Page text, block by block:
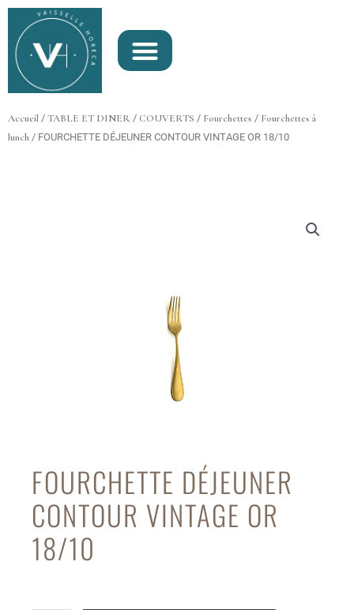
Aller
contenu
Accueil / TABLE ET DINER / COUVERTS / Fourchettes / Fourchettes à
lunch / FOURCHETTE DÉJEUNER CONTOUR VINTAGE OR 18/10
FOURCHETTE DÉJEUNER
CONTOUR VINTAGE OR
18/10